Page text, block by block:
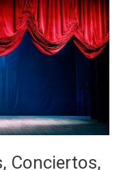
Conciertos,